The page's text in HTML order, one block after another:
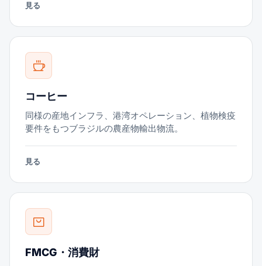
見る
コーヒー
同様の産地インフラ、港湾オペレーション、植物検疫
要件をもつブラジルの農産物輸出物流。
見る
FMCG・消費財